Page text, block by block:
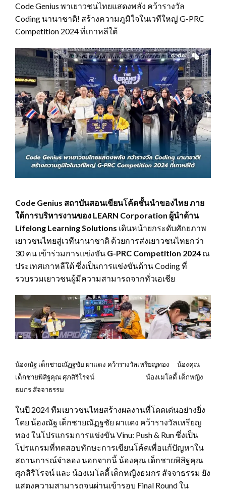
Code Genius พาเยาวชนไทยแสดงพลัง คว้ารางวัล
Coding นานาชาติ! สร้างความภูมิใจในเวทีใหญ่ G-PRC
Competition 2024 ที่เกาหลีใต้
Code Genius สถาบันสอนเขียนโค้ดชั้นนำของไทย ภาย
ใต้การบริหารงานของ LEARN Corporation ผู้นำด้าน
Lifelong Learning Solutions เดินหน้ายกระดับศักยภาพ
เยาวชนไทยสู่เวทีนานาชาติ ด้วยการส่งเยาวชนไทยกว่า
30 คน เข้าร่วมการแข่งขัน G-PRC Competition 2024 ณ
ประเทศเกาหลีใต้ ซึ่งเป็นการแข่งขันด้าน Coding ที่
รวบรวมเยาวชนผู้มีความสามารถจากทั่วเอเชีย
น้องณัฐ เด็กชายณัฏฐชัย ผาแดง คว้ารางวัลเหรียญทอง น้องคุณ
เด็กชายพิสิฐคุณ ศุภสิริโรจน์ น้องเมโลดี้ เด็กหญิง
ธมกร สัจจาธรรม
ในปี 2024 ทีมเยาวชนไทยสร้างผลงานที่โดดเด่นอย่างยิ่ง
โดย น้องณัฐ เด็กชายณัฏฐชัย ผาแดง คว้ารางวัลเหรียญ
ทอง ในโปรแกรมการแข่งขัน Vinu: Push & Run ซึ่งเป็น
โปรแกรมที่ทดสอบทักษะการเขียนโค้ดเพื่อแก้ปัญหาใน
สถานการณ์จำลอง นอกจากนี้ น้องคุณ เด็กชายพิสิฐคุณ
ศุภสิริโรจน์ และ น้องเมโลดี้ เด็กหญิงธมกร สัจจาธรรม ยัง
แสดงความสามารถจนผ่านเข้ารอบ Final Round ใน